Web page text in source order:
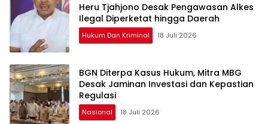
Heru Tjahjono Desak Pengawasan Alkes
Ilegal Diperketat hingga Daerah
Hukum Dan Kriminal 18 Juli 2026
BGN Diterpa Kasus Hukum, Mitra MBG
Desak Jaminan Investasi dan Kepastian
Regulasi
Nasional 18 Juli 2026